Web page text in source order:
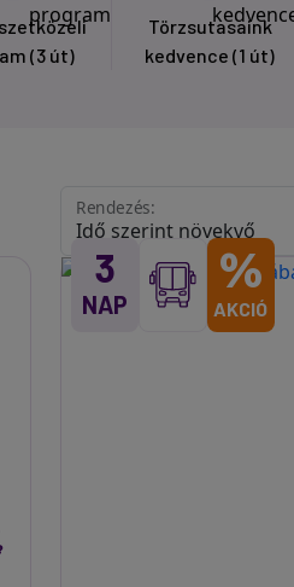
(3 út)
Törzsutasaink
kedvence (1 út)
Rendezés:
3
NAP
%
AKCIÓ